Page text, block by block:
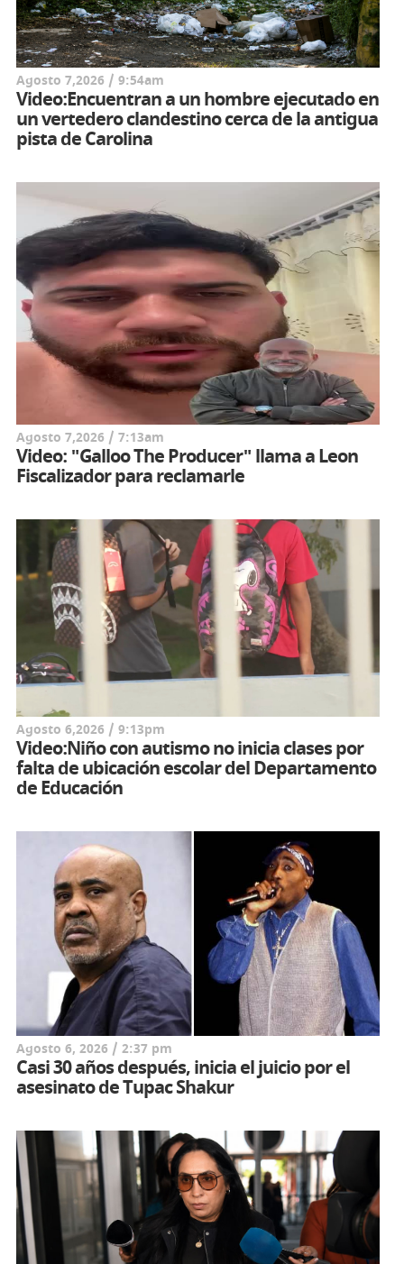
Agosto 7,2026 / 9:54am
Video:Encuentran a un hombre ejecutado en
un vertedero clandestino cerca de la antigua
pista de Carolina
Agosto 7,2026 / 7:13am
Video: "Galloo The Producer" llama a Leon
Fiscalizador para reclamarle
Agosto 6,2026 / 9:13pm
Video:Niño con autismo no inicia clases por
falta de ubicación escolar del Departamento
de Educación
Agosto 6, 2026 / 2:37 pm
Casi 30 años después, inicia el juicio por el
asesinato de Tupac Shakur